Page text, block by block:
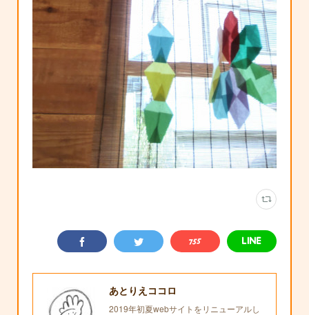
あとりえココロ
2019年初夏webサイトをリニューアルし